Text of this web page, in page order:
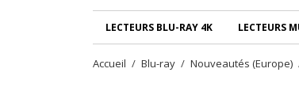
LECTEURS BLU-RAY 4K LECTEURS
Accueil Blu-ray Nouveautés (Europe)